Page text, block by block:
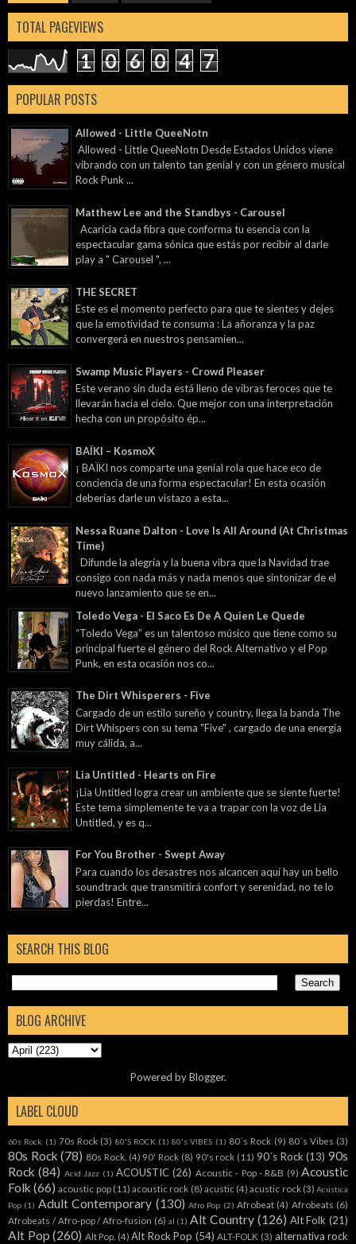
TOTAL PAGEVIEWS
1 0 6 0 4 7
POPULAR POSTS
Allowed - Little QueeNotn
Allowed - Little QueeNotn Desde Estados Unidos viene
vibrando con un talento tan genial y con un género musical
Rock Punk ...
Matthew Lee and the Standbys - Carousel
Acaricia cada fibra que conforma tu esencia con la
espectacular gama sónica que estás por recibir al darle
play a " Carousel ", ...
THE SECRET
Este es el momento perfecto para que te sientes y dejes
que la emotividad te consuma : La añoranza y la paz
convergerá en nuestros pensamien...
Swamp Music Players - Crowd Pleaser
Este verano sin duda está lleno de vibras feroces que te
llevarán hacia el cielo. Que mejor con una interpretación
hecha con un propósito ép...
BAÏKI – KosmoX
¡ BAÏKI nos comparte una genial rola que hace eco de
conciencia de una forma espectacular! En esta ocasión
deberías darle un vistazo a esta...
Nessa Ruane Dalton - Love Is All Around (At Christmas
Time)
Difunde la alegría y la buena vibra que la Navidad trae
consigo con nada más y nada menos que sintonizar de el
nuevo lanzamiento que se en...
Toledo Vega - El Saco Es De A Quien Le Quede
“Toledo Vega” es un talentoso músico que tiene como su
principal fuerte el género del Rock Alternativo y el Pop
Punk, en esta ocasión nos co...
The Dirt Whisperers - Five
Cargado de un estilo sureño y country, llega la banda The
Dirt Whispers con su tema "Five" , cargado de una energía
muy cálida, a...
Lia Untitled - Hearts on Fire
¡Lia Untitled logra crear un ambiente que se siente fuerte!
Este tema simplemente te va a trapar con la voz de Lia
Untitled, y es q...
For You Brother - Swept Away
Para cuando los desastres nos alcancen aquí hay un bello
soundtrack que transmitirá confort y serenidad, no te lo
pierdas! Entre...
SEARCH THIS BLOG
BLOG ARCHIVE
Powered byBlogger.
LABEL CLOUD
60s Rock (1) 70s Rock (3) 80'S ROCK (1) 80's VIBES (1) 80´s Rock (9) 80´s Vibes (3)
80s Rock (78) 80s Rock. (4) 90' Rock (8) 90's rock (11) 90´s Rock (13) 90s
Rock (84) Acid Jazz (1) ACOUSTIC (26) Acoustic - Pop - R&B (9) Acoustic
Folk (66) acoustic pop (11) acoustic rock (8) acustic (4) acustic rock (3) Acústica
Pop (1) Adult Contemporary (130) Afro Pop (2) Afrobeat (4) Afrobeats (6)
Afrobeats / Afro-pop / Afro-fusion (6) al (1) Alt Country (126) Alt Folk (21)
Alt Pop (260) Alt Pop. (4) Alt Rock Pop (54) ALT-FOLK (3) alternativa rock